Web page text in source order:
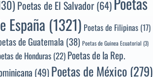
Poetas de El Salvador(64)
España (1321) Poetas de Filipinas (17)
de Guatemala (38) Poetas de Guinea Ecuatorial (3)
de Honduras(22) Poetas de la Rep.
(49)Poetas de México(279)